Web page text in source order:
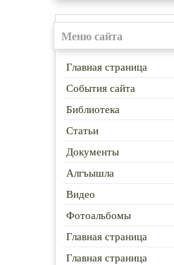
Меню сайта
Главная страница
События сайта
Библиотека
Статьи
Документы
Алгъышла
Видео
Фотоальбомы
Главная страница
Главная страница